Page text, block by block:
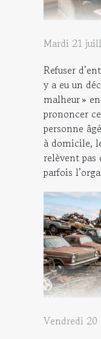
Mardi 21
Refuser
y a eu un
malheur »
prononcer
personne
à domicile,
relèvent
parfois
Vendredi 20